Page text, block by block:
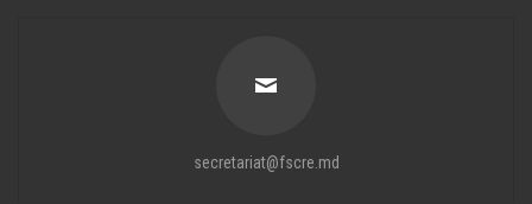
secretariat@fscre.md